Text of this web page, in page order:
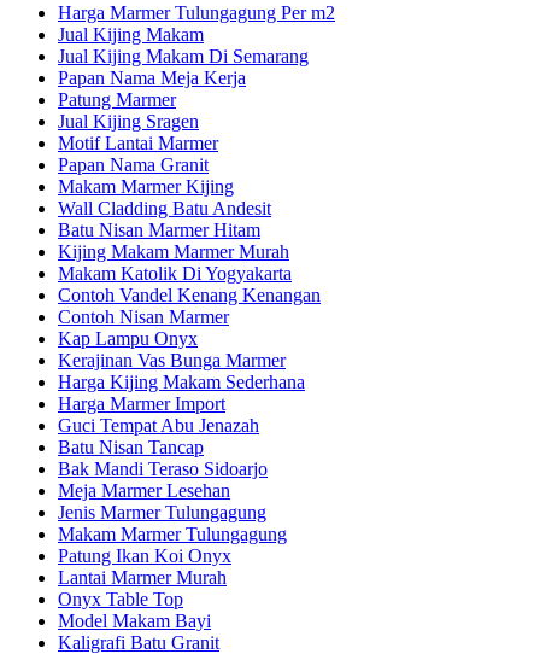
Harga Marmer Tulungagung Per m2
Jual Kijing Makam
Jual Kijing Makam Di Semarang
Papan Nama Meja Kerja
Patung Marmer
Jual Kijing Sragen
Motif Lantai Marmer
Papan Nama Granit
Makam Marmer Kijing
Wall Cladding Batu Andesit
Batu Nisan Marmer Hitam
Kijing Makam Marmer Murah
Makam Katolik Di Yogyakarta
Contoh Vandel Kenang Kenangan
Contoh Nisan Marmer
Kap Lampu Onyx
Kerajinan Vas Bunga Marmer
Harga Kijing Makam Sederhana
Harga Marmer Import
Guci Tempat Abu Jenazah
Batu Nisan Tancap
Bak Mandi Teraso Sidoarjo
Meja Marmer Lesehan
Jenis Marmer Tulungagung
Makam Marmer Tulungagung
Patung Ikan Koi Onyx
Lantai Marmer Murah
Onyx Table Top
Model Makam Bayi
Kaligrafi Batu Granit